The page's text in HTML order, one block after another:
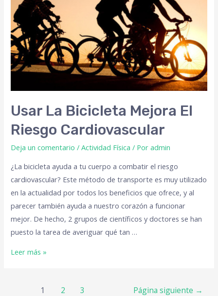
Usar La Bicicleta Mejora El
Riesgo Cardiovascular
Deja un comentario /Actividad Física / Poradmin
¿La bicicleta ayuda a tu cuerpo a combatir el riesgo
cardiovascular? Este método de transporte es muy utilizado
en la actualidad por todos los beneficios que ofrece, y al
parecer también ayuda a nuestro corazón a funcionar
mejor. De hecho, 2 grupos de científicos y doctores se han
puesto la tarea de averiguar qué tan …
Leer más »
1 2 3 Página siguiente →